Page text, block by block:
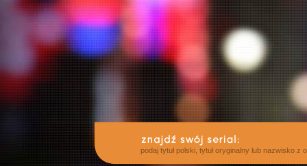
podaj tytuł polski, tytuł oryginalny lub nazwisko z